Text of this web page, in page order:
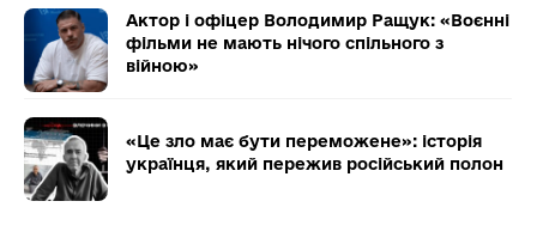
Актор і офіцер Володимир Ращук: «Воєнні
фільми не мають нічого спільного з
війною»
«Це зло має бути переможене»: історія
українця, який пережив російський полон